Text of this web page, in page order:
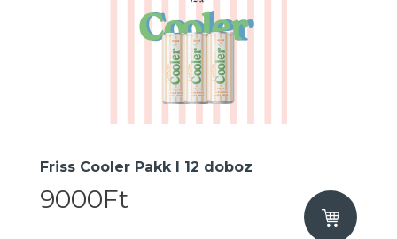
Friss Cooler Pakk I 12 doboz
9000Ft